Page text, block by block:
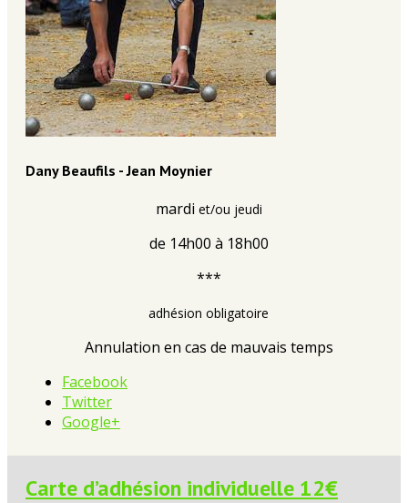
Dany Beaufils - Jean Moynier
mardi et/ou jeudi
de 14h00 à 18h00
***
adhésion obligatoire
Annulation en cas de mauvais temps
Facebook
Twitter
Google+
Carte d’adhésion individuelle 12€